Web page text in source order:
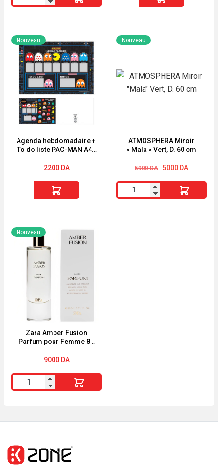
de
Wars,
mon
livre
puzzle
avec
50
pièces
puzzles
H4E45AA
stylet
g
Noir,
Agenda hebdomadaire +
To do liste PAC-MAN A4+
Nouveau
2200 DA
hebdomadaire
+
autocollants
ATMOSPHERA Miroir
« Mala » Vert, D. 60 cm
Nouveau
5900DA
Le
initial
était :
5900 DA.
5000 DA
Le
actuel
est :
5000 DA.
quantité
de
Zara Amber Fusion
Parfum pour Femme 80
Intense
Nouveau
9000 DA
quantité
de
Parfum
pour